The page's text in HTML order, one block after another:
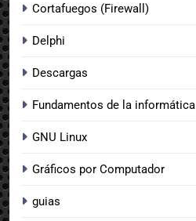
Cortafuegos (Firewall)
Delphi
Descargas
Fundamentos de la informática
GNU Linux
Gráficos por Computador
guias